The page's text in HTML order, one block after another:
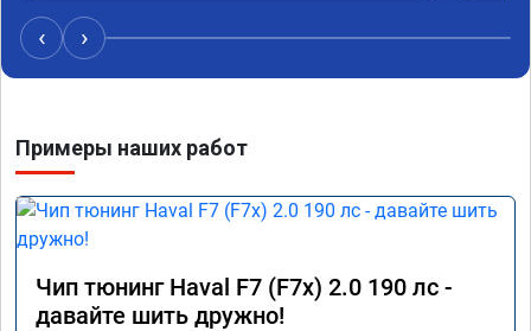
Читал что в Австралии при покупке этих
машин сразу делают чип тюнинг, чтобы не
было провалов.
результаты должны быть еще лучше)
‹ ›
Примеры наших работ
Чип тюнинг Haval F7 (F7x) 2.0 190 лс -
давайте шить дружно!